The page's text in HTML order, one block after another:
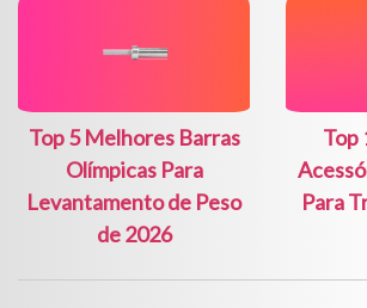
Top 5 Melhores Barras
Olímpicas Para
Levantamento de Peso
de 2026
Top
Para